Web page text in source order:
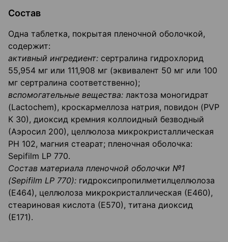
Состав
Одна таблетка, покрытая пленочной оболочкой,
содержит:
активный ингредиент: сертралина гидрохлорид
55,954 мг или 111,908 мг (эквивалент 50 мг или 100
мг сертралина соответственно);
вспомогательные вещества: лактоза моногидрат
(Lactochem), кроскармеллоза натрия, повидон (PVP
К 30), диоксид кремния коллоидный безводный
(Аэросил 200), целлюлоза микрокристаллическая
PH 102, магния стеарат; пленочная оболочка:
Sepifilm LP 770.
Состав материала пленочной оболочки №1
(Sepifilm LP 770): гидроксипропилметилцеллюлоза
(Е464), целлюлоза микрокристаллическая (Е460),
стеариновая кислота (Е570), титана диоксид
(Е171).